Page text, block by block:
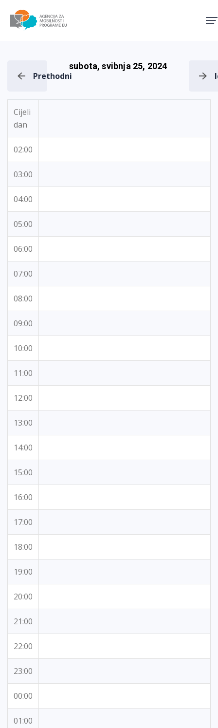
Prethodni
subota, svibnja 25, 2024
Cijeli
dan
02:00
03:00
04:00
05:00
06:00
07:00
08:00
09:00
10:00
11:00
12:00
13:00
14:00
15:00
16:00
17:00
18:00
19:00
20:00
21:00
22:00
23:00
00:00
01:00